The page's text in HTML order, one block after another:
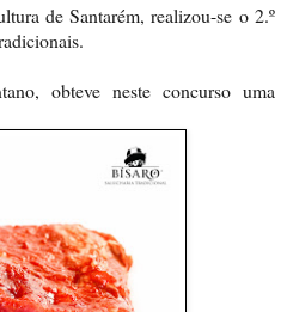
de Santarém, realizou-se o 2.º
obteve neste concurso uma